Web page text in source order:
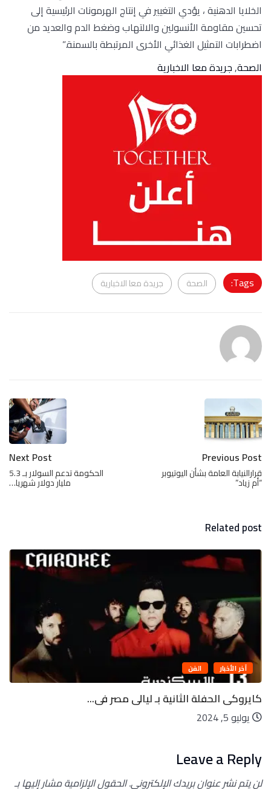
الخلايا الدهنية ، يؤدي التغيير في إنتاج الهرمونات الرئيسية إلى
تحسين مقاومة الأنسولين والالتهاب وضغط الدم والعديد من
اضطرابات التمثيل الغذائي الأخرى المرتبطة بالسمنة.”
الصحة,جريدة معا الاخبارية
Tags: الصحة جريدة معا الاخبارية
Previous Post
قرارالنيابة العامة بشأن اليوتيوبر
“أم زياد”
Next Post
الحكومة تدعم السولار بـ 5.3
مليار دولار شهريا…
Related post
آخر الأخبار الفن
كايروكى الحفلة الثانية بـ ليالى مصر فى...
يوليو 5, 2024
Leave a Reply
لن يتم نشر عنوان بريدك الإلكتروني.الحقول الإلزامية مشار إليها بـ